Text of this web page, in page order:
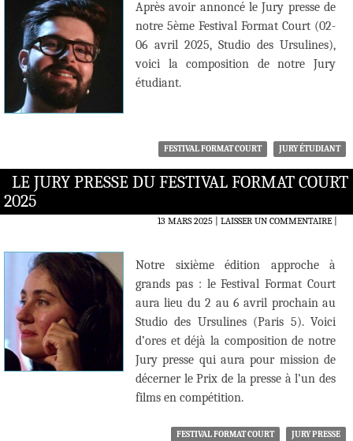
Après avoir annoncé le Jury presse de
notre 5ème Festival Format Court (02-
06 avril 2025, Studio des Ursulines),
voici la composition de notre Jury
étudiant.
FESTIVAL FORMAT COURT JURY ÉTUDIANT
LE JURY PRESSE DU FESTIVAL FORMAT COURT
2025
13 MARS 2025 LAISSER UN COMMENTAIRE|
Notre sixième édition approche à
grands pas : le Festival Format Court
aura lieu du 2 au 6 avril prochain au
Studio des Ursulines (Paris 5). Voici
d’ores et déjà la composition de notre
Jury presse qui aura pour mission de
décerner le Prix de la presse à l’un des
films en compétition.
FESTIVAL FORMAT COURT JURY PRESSE